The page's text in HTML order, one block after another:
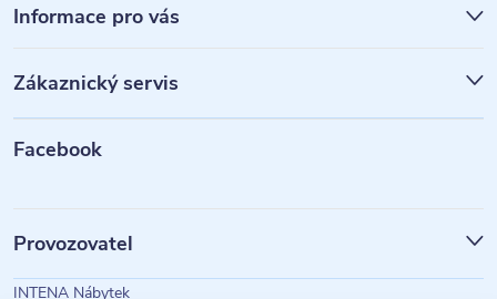
á
p
a
Informace pro vás
Zákaznický servis
Facebook
Provozovatel
INTENA Nábytek